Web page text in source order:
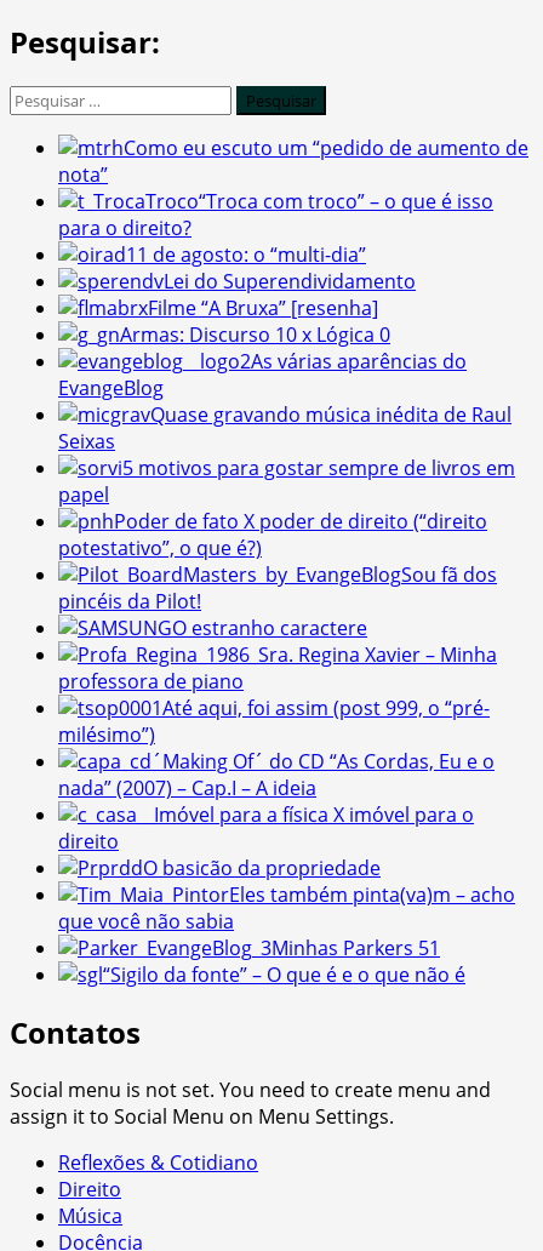
Pesquisar:
Pesquisar
Como eu escuto um “pedido de aumento de
nota”
“Troca com troco” – o que é isso
para o direito?
11 de agosto: o “multi-dia”
Lei do Superendividamento
Filme “A Bruxa” [resenha]
Armas: Discurso 10 x Lógica 0
As várias aparências do
EvangeBlog
Quase gravando música inédita de Raul
Seixas
5 motivos para gostar sempre de livros em
papel
Poder de fato X poder de direito (“direito
potestativo”, o que é?)
Sou fã dos
pincéis da Pilot!
O estranho caractere
Sra. Regina Xavier – Minha
professora de piano
Até aqui, foi assim (post 999, o “pré-
milésimo”)
´Making Of´ do CD “As Cordas, Eu e o
nada” (2007) – Cap.I – A ideia
Imóvel para a física X imóvel para o
direito
O basicão da propriedade
Eles também pinta(va)m – acho
que você não sabia
Minhas Parkers 51
“Sigilo da fonte” – O que é e o que não é
Contatos
Social menu is not set. You need to create menu and
assign it to Social Menu on Menu Settings.
Reflexões & Cotidiano
Direito
Música
Docência